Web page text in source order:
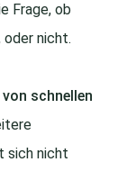
Frage, ob
oder nicht.
schnellen
sich nicht